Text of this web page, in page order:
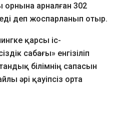
арналған 302
деп жоспарланып отыр.
қарсы іс-
сабағы» енгізіліп
білімнің сапасын
әрі қауіпсіз орта